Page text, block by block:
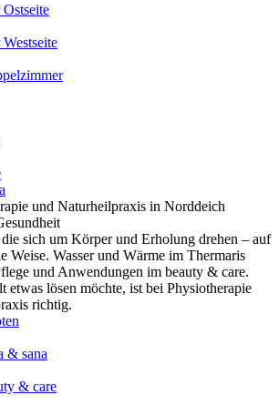
und Naturheilpraxis in Norddeich
sich um Körper und Erholung drehen – auf
Weise. Wasser und Wärme im Thermaris
und Anwendungen im beauty & care.
etwas lösen möchte, ist bei Physiotherapie
richtig.
& sana
& care